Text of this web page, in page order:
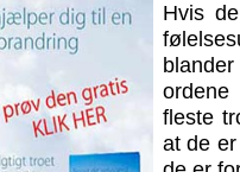
Hvis
fleste
at de